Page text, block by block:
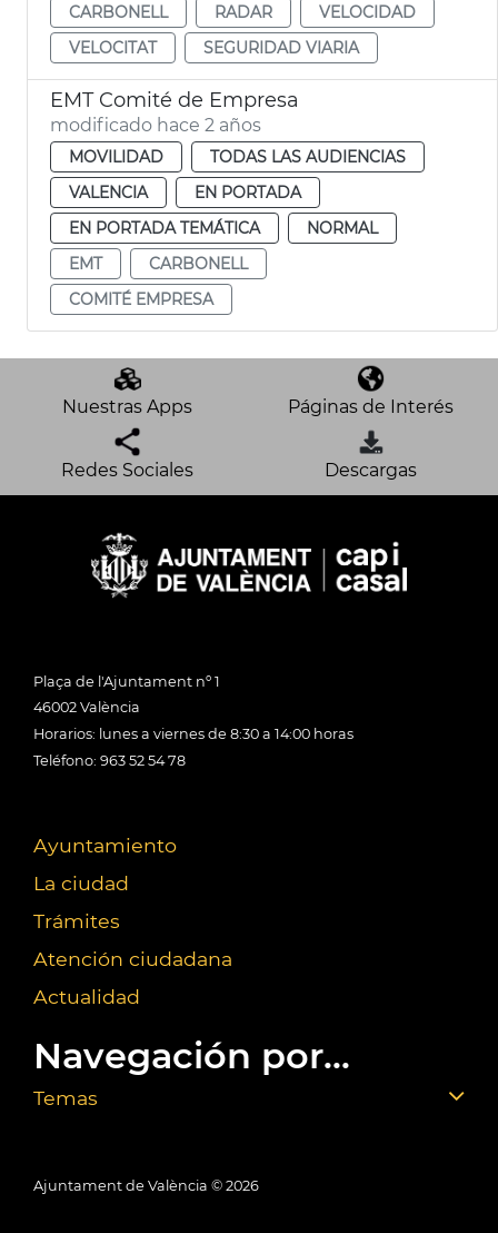
CARBONELL
RADAR
VELOCIDAD
VELOCITAT
SEGURIDAD VIARIA
EMT Comité de Empresa
modificado hace 2 años
MOVILIDAD
TODAS LAS AUDIENCIAS
VALENCIA
EN PORTADA
EN PORTADA TEMÁTICA
NORMAL
EMT
CARBONELL
COMITÉ EMPRESA
Nuestras Apps Páginas de Interés
Redes Sociales Descargas
Plaça de l'Ajuntament nº 1
46002 València
Horarios: lunes a viernes de 8:30 a 14:00 horas
Teléfono: 963 52 54 78
Ayuntamiento
La ciudad
Trámites
Atención ciudadana
Actualidad
Navegación por...
Temas
Ajuntament de València © 2026